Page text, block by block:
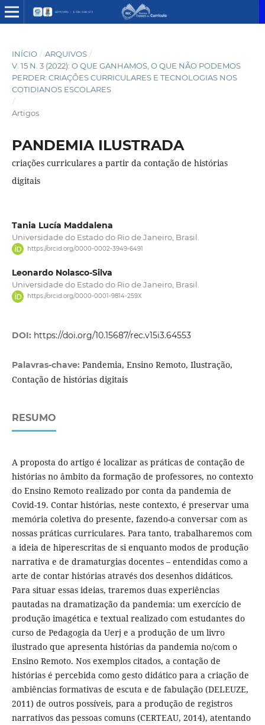
INÍCIO / ARQUIVOS /
V. 15 N. 3 (2022): O QUE GANHAMOS, O QUE NÃO PODEMOS
PERDER: CRIAÇÕES CURRICULARES E TECNOLOGIAS NOS
COTIDIANOS ESCOLARES
/
Artigos
PANDEMIA ILUSTRADA
criações curriculares a partir da contação de histórias
digitais
Tania Lucía Maddalena
Universidade do Estado do Rio de Janeiro, Brasil.
https://orcid.org/0000-0002-3949-6491
Leonardo Nolasco-Silva
Universidade do Estado do Rio de Janeiro, Brasil.
https://orcid.org/0000-0001-9814-259X
DOI: https://doi.org/10.15687/rec.v15i3.64553
Palavras-chave: Pandemia, Ensino Remoto, Ilustração,
Contação de histórias digitais
RESUMO
A proposta do artigo é localizar as práticas de contação de
histórias no âmbito da formação de professores, no contexto
do Ensino Remoto realizado por conta da pandemia de
Covid-19. Contar histórias, neste contexto, é preservar uma
memória coletiva do presente, fazendo-a conversar com as
nossas práticas curriculares. Para tanto, trabalharemos com
a ideia de hiperescritas de si enquanto modos de produção
narrativa e de dramaturgias docentes – entendidas como a
arte de contar histórias através dos desenhos didáticos.
Para situar essas ideias, traremos duas experiências
pautadas na dramatização da pandemia: um exercício de
produção imagética e textual realizado com estudantes do
curso de Pedagogia da Uerj e a produção de um livro
ilustrado que apresenta histórias da pandemia no/com o
Ensino Remoto. Nos exemplos citados, a contação de
histórias é percebida como gesto didático para a criação de
ambiências formativas de escuta e de fabulação (DELEUZE,
2011) de outros possíveis, para a produção de registros
narrativos das pessoas comuns (CERTEAU, 2014), atentando